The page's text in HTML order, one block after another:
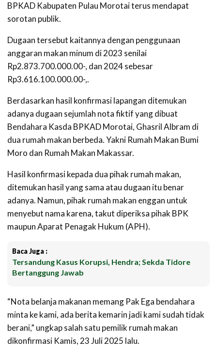
BPKAD Kabupaten Pulau Morotai terus mendapat
sorotan publik.
Dugaan tersebut kaitannya dengan penggunaan
anggaran makan minum di 2023 senilai
Rp2.873.700.000.00-, dan 2024 sebesar
Rp3.616.100.000.00-,.
Berdasarkan hasil konfirmasi lapangan ditemukan
adanya dugaan sejumlah nota fiktif yang dibuat
Bendahara Kasda BPKAD Morotai, Ghasril Albram di
dua rumah makan berbeda. Yakni Rumah Makan Bumi
Moro dan Rumah Makan Makassar.
Hasil konfirmasi kepada dua pihak rumah makan,
ditemukan hasil yang sama atau dugaan itu benar
adanya. Namun, pihak rumah makan enggan untuk
menyebut nama karena, takut diperiksa pihak BPK
maupun Aparat Penagak Hukum (APH).
Baca Juga :
Tersandung Kasus Korupsi, Hendra; Sekda Tidore
Bertanggung Jawab
“Nota belanja makanan memang Pak Ega bendahara
minta ke kami, ada berita kemarin jadi kami sudah tidak
berani,” ungkap salah satu pemilik rumah makan
dikonfirmasi Kamis, 23 Juli 2025 lalu.